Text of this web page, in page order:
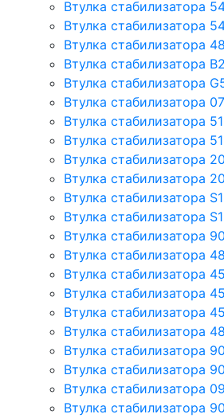
Втулка стабилизатора
Втулка стабилизатора
Втулка стабилизатора
Втулка стабилизатора
Втулка стабилизатора
Втулка стабилизатора
Втулка стабилизатора
Втулка стабилизатора
Втулка стабилизатора
Втулка стабилизатора
Втулка стабилизатора
Втулка стабилизатора
Втулка стабилизатора
Втулка стабилизатора
Втулка стабилизатора
Втулка стабилизатора
Втулка стабилизатора
Втулка стабилизатора
Втулка стабилизатора
Втулка стабилизатора
Втулка стабилизатора
Втулка стабилизатора